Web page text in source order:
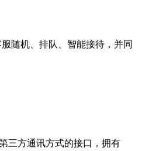
随机、排队、智能接待，并同
三方通讯方式的接口，拥有